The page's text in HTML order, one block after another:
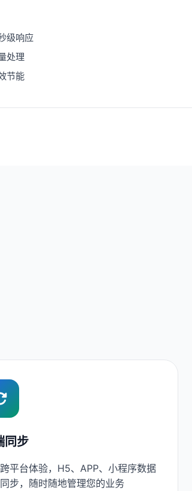
级响应
处理
节能
同步
平台体验，H5、APP、小程序数据
步，随时随地管理您的业务